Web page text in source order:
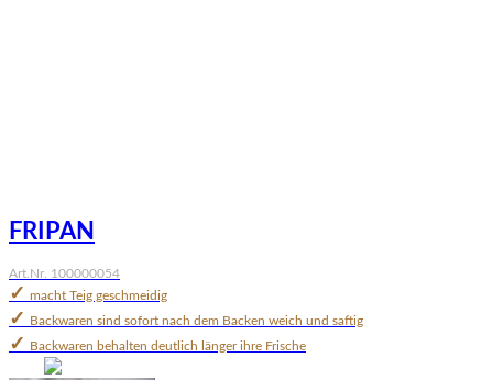
FRIPAN
Art.Nr. 100000054
✓ macht Teig geschmeidig
✓ Backwaren sind sofort nach dem Backen weich und saftig
✓ Backwaren behalten deutlich länger ihre Frische